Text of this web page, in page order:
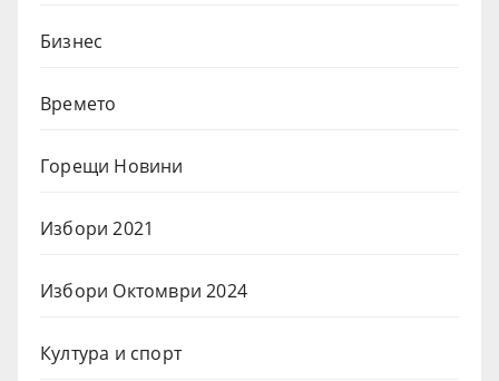
Бизнес
Времето
Горещи Новини
Избори 2021
Избори Октомври 2024
Култура и спорт